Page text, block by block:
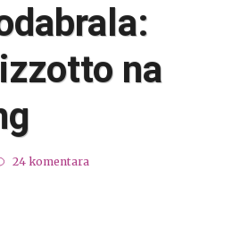
na
24 komentara